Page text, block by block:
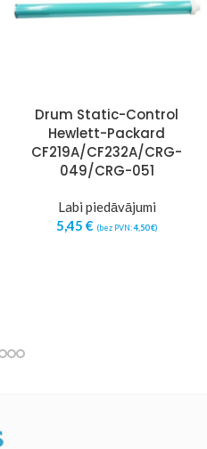
Drum Static-Control
Hewlett-Packard
CF219A/CF232A/CRG-
049/CRG-051
Labi piedāvājumi
5,45 € (bez PVN:4,50€)